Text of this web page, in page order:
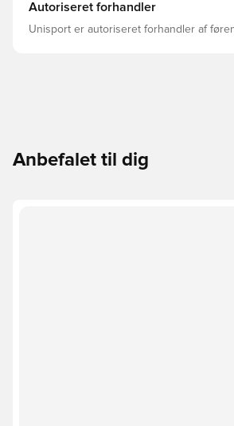
Autoriseret forhandler
Unisport er autoriseret forhandler af
Anbefalet til dig